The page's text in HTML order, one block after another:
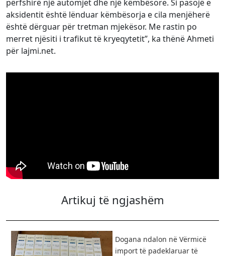
përfshirë një automjet dhe një këmbësore. Si pasojë e
aksidentit është lënduar këmbësorja e cila menjëherë
është dërguar për tretman mjekësor. Me rastin po
merret njësiti i trafikut të kryeqytetit”, ka thënë Ahmeti
për lajmi.net.
Artikuj të ngjashëm
Dogana ndalon në Vërmicë
import të padeklaruar të